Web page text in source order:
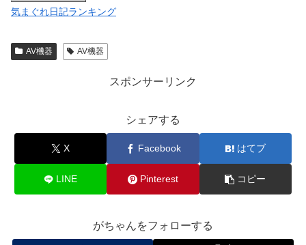
気まぐれ日記ランキング
AV機器 AV機器
スポンサーリンク
シェアする
X Facebook はてブ
LINE Pinterest コピー
がちゃんをフォローする